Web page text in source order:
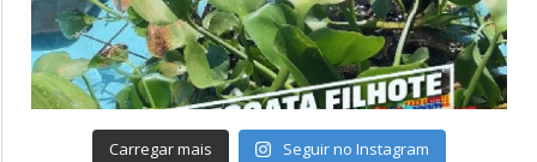
Carregar mais Seguir no Instagram